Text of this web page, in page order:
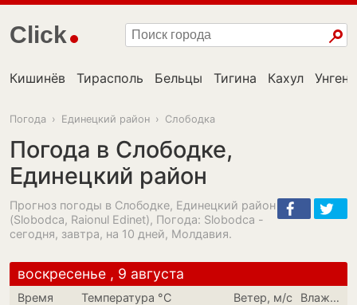
Click
Кишинёв Тирасполь Бельцы Тигина Кахул Унгень
Погода › Единецкий район › Слободка
Погода в Слободке,
Единецкий район
Прогноз погоды в Слободке, Единецкий район
(Slobodca, Raionul Edinet), Погода: Slobodca -
сегодня, завтра, на 10 дней, Молдавия.
воскресенье , 9 августа
Время Температура °C Ветер, м/с Влажность